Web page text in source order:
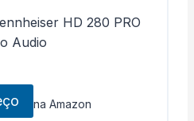
HD 280 PRO
Audio
na Amazon